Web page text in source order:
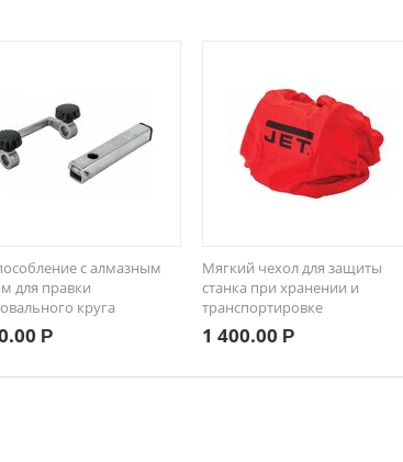
с алмазным
для правки
круга
Р
Мягкий чехол для защиты
станка при хранении и
транспортировке
1 400.00 Р